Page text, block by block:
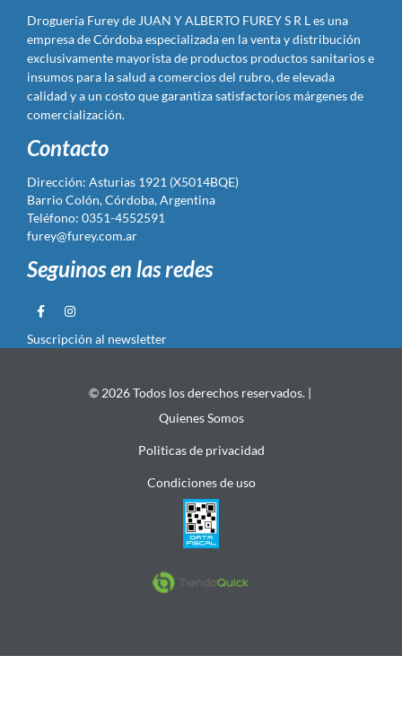
Droguería Furey de JUAN Y ALBERTO FUREY S R L es una
empresa de Córdoba especializada en la venta y distribución
exclusivamente mayorista de productos productos sanitarios e
insumos para la salud a comercios del rubro, de elevada
calidad y a un costo que garantiza satisfactorios márgenes de
comercialización.
Contacto
Dirección: Asturias 1921 (X5014BQE)
Barrio Colón, Córdoba, Argentina
Teléfono: 0351-4552591
furey@furey.com.ar
Seguinos en las redes
Suscripción al newsletter
© 2026 Todos los derechos reservados. |
Quienes Somos
Politicas de privacidad
Condiciones de uso